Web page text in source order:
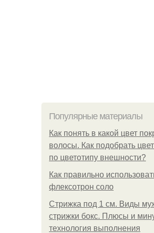
Популярные материалы
Как понять в какой цвет
волосы. Как подобрать
по цветотипу внешности?
Как правильно
флексотрон соло
Стрижка под 1 см. Виды
стрижки бокс. Плюсы и
технология выполнения